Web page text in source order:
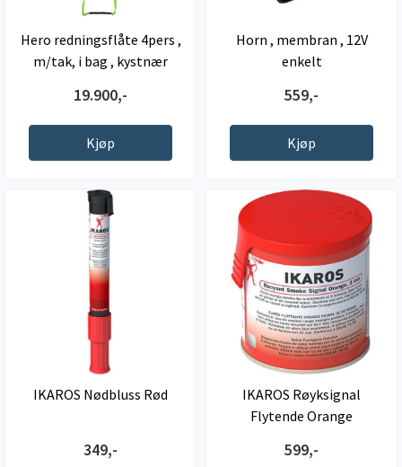
Hero redningsflåte 4pers ,
m/tak, i bag , kystnær
19.900,-
Kjøp
Horn , membran , 12V
enkelt
559,-
Kjøp
IKAROS Nødbluss Rød
349,-
IKAROS Røyksignal
Flytende Orange
599,-